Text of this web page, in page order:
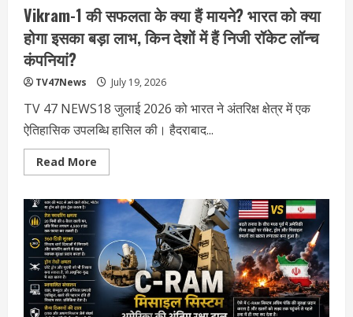
Vikram-1 की सफलता के क्या हैं मायने? भारत को क्या
होगा इसका बड़ा लाभ, किन देशों में हैं निजी रॉकेट लॉन्च
कंपनियां?
TV47News July 19, 2026
TV 47 NEWS18 जुलाई 2026 को भारत ने अंतरिक्ष क्षेत्र में एक
ऐतिहासिक उपलब्धि हासिल की। हैदराबाद...
Read More
more
1
क्या
हैं
मायने?
भारत
को